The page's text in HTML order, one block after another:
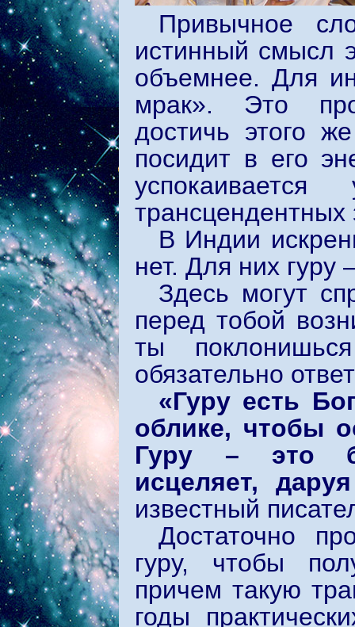
Привычное
истинный смысл
объемнее. Для
мрак». Это
достичь этого
посидит в его
трансцендентных
В Индии
нет. Для них гуру
Здесь могут
перед тобой
ты
обязательно
«Гуру есть
облике, чтобы
Гуру – это
исцеляет,
известный
Достаточно
гуру, чтобы
причем такую
годы